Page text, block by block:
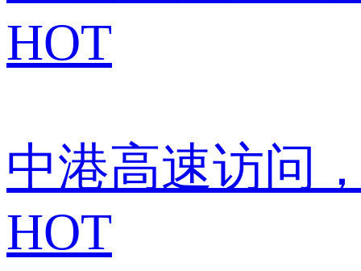
HOT
中港高速访问
HOT